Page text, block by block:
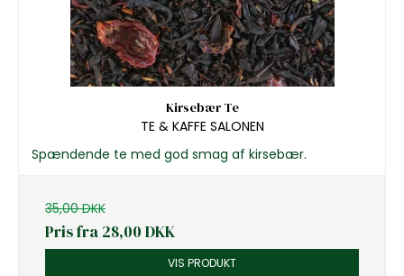
Kirsebær Te
TE & KAFFE SALONEN
Spændende te med god smag af kirsebær.
35,00 DKK
Pris fra 28,00 DKK
VIS PRODUKT